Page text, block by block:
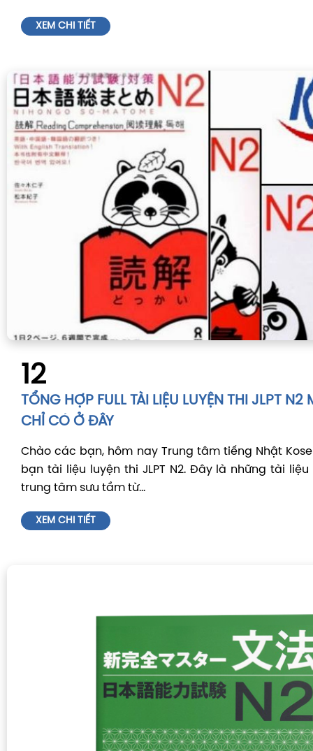
XEM CHI TIẾT
12
TỔNG HỢP FULL TÀI LIỆU LUYỆN THI JLPT N2
CHỈ CÓ Ở ĐÂY
Chào các bạn, hôm nay Trung tâm tiếng Nhật
bạn tài liệu luyện thi JLPT N2. Đây là những tài
trung tâm sưu tầm từ...
XEM CHI TIẾT